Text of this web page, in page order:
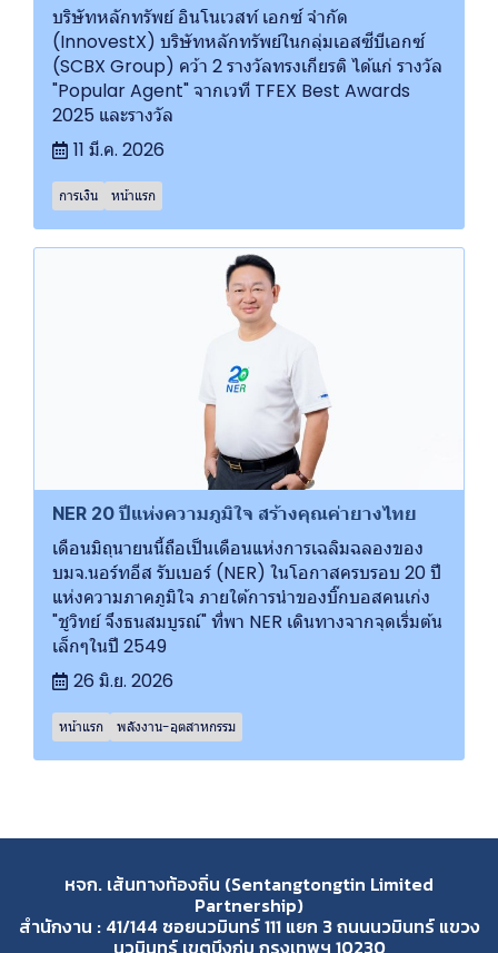
บริษัทหลักทรัพย์ อินโนเวสท์ เอกซ์ จำกัด
(InnovestX) บริษัทหลักทรัพย์ในกลุ่มเอสซีบีเอกซ์
(SCBX Group) คว้า 2 รางวัลทรงเกียรติ ได้แก่ รางวัล
"Popular Agent" จากเวที TFEX Best Awards
2025 และรางวัล
11 มี.ค. 2026
การเงิน หน้าแรก
NER 20 ปีแห่งความภูมิใจ สร้างคุณค่ายางไทย
เดือนมิถุนายนนี้ถือเป็นเดือนแห่งการเฉลิมฉลองของ
บมจ.นอร์ทอีส รับเบอร์ (NER) ในโอกาสครบรอบ 20 ปี
แห่งความภาคภูมิใจ ภายใต้การนำของบิ๊กบอสคนเก่ง
"ชูวิทย์ จึงธนสมบูรณ์" ที่พา NER เดินทางจากจุดเริ่มต้น
เล็กๆในปี 2549
26 มิ.ย. 2026
หน้าแรก พลังงาน-อุตสาหกรรม
หจก. เส้นทางท้องถิ่น (Sentangtongtin Limited
Partnership)
สำนักงาน : 41/144 ซอยนวมินทร์ 111 แยก 3 ถนนนวมินทร์ แขวง
นวมินทร์ เขตบึงกุ่ม กรุงเทพฯ 10230